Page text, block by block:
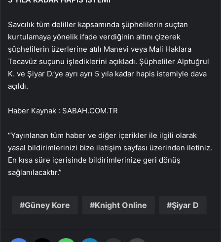
Savcılık tüm deliller kapsamında şüphelilerin suçtan
kurtulamaya yönelik ifade verdiğinin altını çizerek
şüphelilerin üzerlerine atılı Manevi veya Mali Haklara
Tecavüz suçunu işlediklerini açıkladı. Şüpheliler Alptuğrul
K. ve Şiyar D.’ye ayrı ayrı 5 yıla kadar hapis istemiyle dava
açıldı.
Haber Kaynak : SABAH.COM.TR
“Yayınlanan tüm haber ve diğer içerikler ile ilgili olarak
yasal bildirimlerinizi bize iletişim sayfası üzerinden iletiniz.
En kısa süre içerisinde bildirimlerinize geri dönüş
sağlanılacaktır.”
Güney Kore Knight Online Şiyar D
Facebook WhatsApp Email'den paylaş